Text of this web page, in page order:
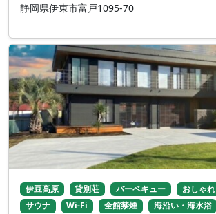
静岡県伊東市富戸1095-70
伊豆高原 貸別荘 バーベキュー おしゃれ
サウナ
Wi-Fi 全館禁煙 海沿い・海水浴